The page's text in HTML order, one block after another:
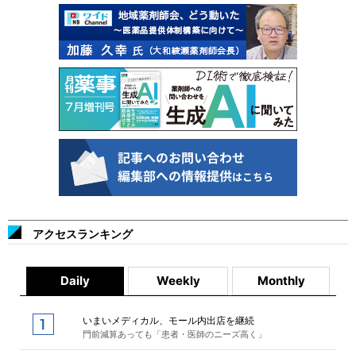
アクセスランキング
Daily Weekly Monthly
いまいメディカル、モール内出店を継続
門前減算あっても「患者・医師のニーズ高く」